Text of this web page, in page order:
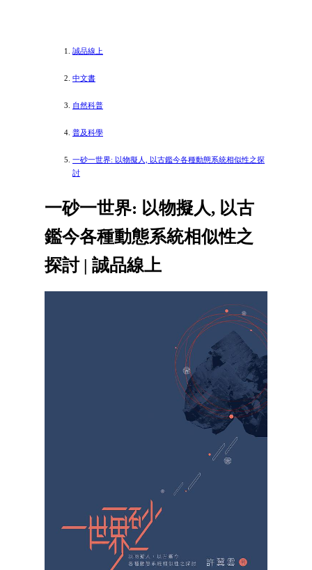
誠品線上
中文書
自然科普
普及科學
一砂一世界: 以物擬人, 以古鑑今各種動態系統相似性之探
討
一砂一世界: 以物擬人, 以古
鑑今各種動態系統相似性之
探討 | 誠品線上